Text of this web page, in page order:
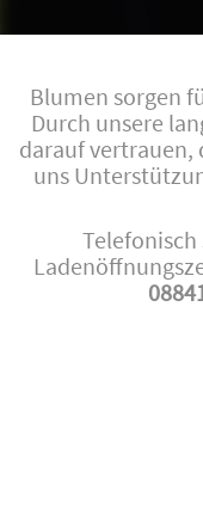
Blumen sorgen
Durch unsere
darauf vertrauen,
uns